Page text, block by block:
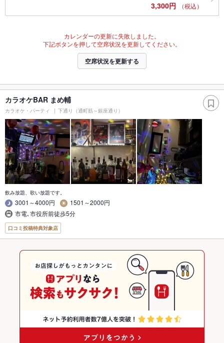
3,300円 （税込）
カレンダーの更新に失敗しました。
下記ボタンを押して空席状況を更新してください。
空席状況を更新する
カラオケBAR まめ輔
カラオケ・パーティ 下通り（通町筋～銀座通り）
飲み放題、歌い放題です。
3001～4000円
1501～2000円
市電､市役所前徒歩5分
口コミ投稿特典対象店